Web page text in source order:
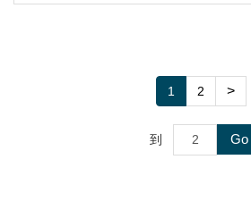
1 2 >
到 Go